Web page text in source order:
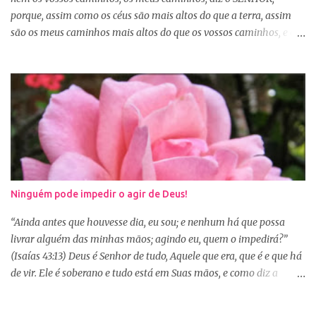
porque, assim como os céus são mais altos do que a terra, assim
são os meus caminhos mais altos do que os vossos caminhos, e os
poderemos ser surpreendidos ou decepcionados com a maneira de
Deus agir. Deus não age conforme a ótica humana. Às vezes
pedimos algo a Deus sem saber se é a vontade d’Ele para nossa
vida, claro que podemos pedir, mas a vontade de Deus sempre
prevalecerá. Nem sempre, a nossa vontade é a vontade de Deus,
mas a Palavra nos garante que os caminhos e os pensamentos de
Deus são bem maiores que os nossos, se é assim, fiquemos
tranquilas, pois tudo que vem de Deus é bom. Porém, se Deus
entregar o governo da nossa vida a nós, ou seja, deixar que a nossa
vontade prevaleça, vamos acabar infelizes e frustradas, porque só
Ele sabe o que...
Ninguém pode impedir o agir de Deus!
“Ainda antes que houvesse dia, eu sou; e nenhum há que possa
livrar alguém das minhas mãos; agindo eu, quem o impedirá?”
(Isaías 43:13) Deus é Senhor de tudo, Aquele que era, que é e que há
de vir. Ele é soberano e tudo está em Suas mãos, e como diz a